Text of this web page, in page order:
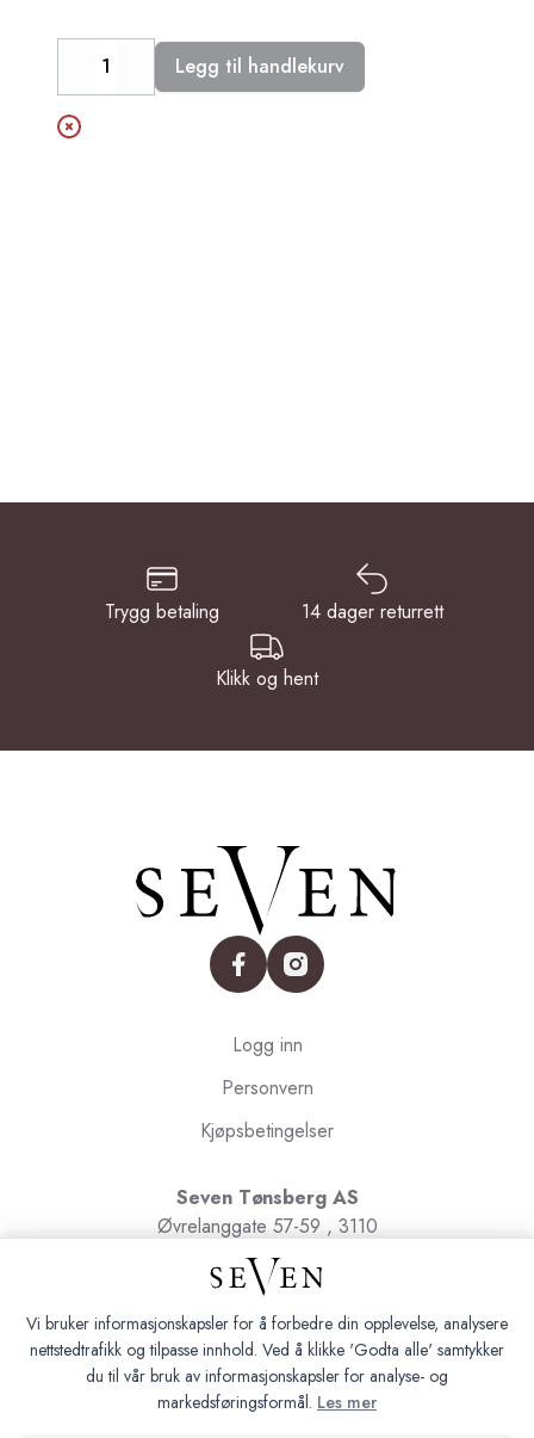
DecreaseIncreaseLegg til handlekurv
Trygg betaling 14 dager returrett
Klikk og hent
facebookinstagram
Logg inn
Personvern
Kjøpsbetingelser
Seven Tønsberg AS
Øvrelanggate 57-59 , 3110
Tønsberg
Org.nr. 991091580
Vi bruker informasjonskapsler for å forbedre din opplevelse, analysere
nettstedtrafikk og tilpasse innhold. Ved å klikke 'Godta alle' samtykker
du til vår bruk av informasjonskapsler for analyse- og
markedsføringsformål. Les mer